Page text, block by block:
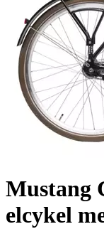
Mustang
elcykel